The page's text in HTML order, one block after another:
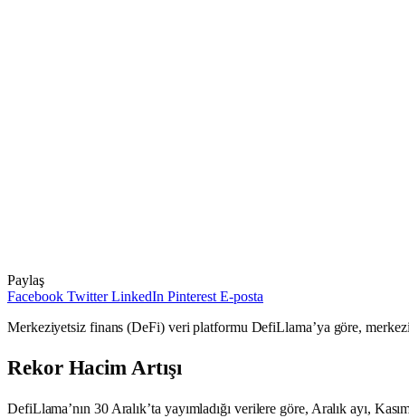
Paylaş
Facebook Twitter LinkedIn Pinterest E-posta
Merkeziyetsiz finans (DeFi) veri platformu DefiLlama’ya göre,
Rekor Hacim Artışı
DefiLlama’nın 30 Aralık’ta yayımladığı verilere göre, Aralık ayı,